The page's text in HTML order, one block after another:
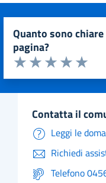
quanto sono chiare le informazioni su questa
pagina?
Valuta da 1 a 5 stelle la
Valuta
Valuta 4
Valuta 3 stelle
Valuta 2 stelle su 5
Valuta 1 stelle su 5
contatta il
Leggi le
Richiedi
Telefono